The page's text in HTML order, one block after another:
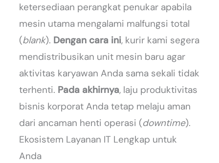
ketersediaan perangkat penukar apabila
mesin utama mengalami malfungsi total
(blank). Dengan cara ini, kurir kami segera
mendistribusikan unit mesin baru agar
aktivitas karyawan Anda sama sekali tidak
terhenti. Pada akhirnya, laju produktivitas
bisnis korporat Anda tetap melaju aman
dari ancaman henti operasi (downtime).
Ekosistem Layanan IT Lengkap untuk
Anda